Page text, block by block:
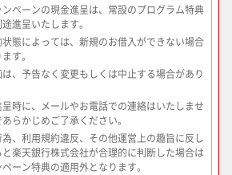
ペーンの現金進呈は、常設のプログラム特典
進呈いたします。
状態によっては、新規のお借入ができない場合
す。
、予告なく変更もしくは中止する場合があり
時に、メールやお電話での連絡はいたしませ
らかじめご了承ください。
、利用規約違反、その他運営上の趣旨に反し
と楽天銀行株式会社が合理的に判断した場合は
ーン特典の適用外となります。